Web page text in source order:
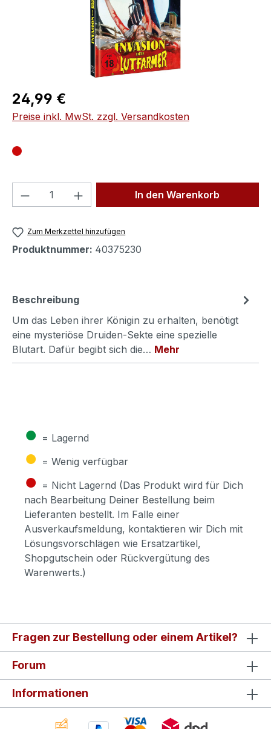
Regulärer Preis:
24,99 €
Preise inkl. MwSt. zzgl. Versandkosten
Produkt Anzahl: Gib denIn den Warenkorb
Zum Merkzettel hinzufügen
Produktnummer: 40375230
Beschreibung
Um das Leben ihrer Königin zu erhalten, benötigt
eine mysteriöse Druiden-Sekte eine spezielle
Blutart. Dafür begibt sich die… Mehr
● = Lagernd
● = Wenig verfügbar
● = Nicht Lagernd (Das Produkt wird für Dich
nach Bearbeitung Deiner Bestellung beim
Lieferanten bestellt. Im Falle einer
Ausverkaufsmeldung, kontaktieren wir Dich mit
Lösungsvorschlägen wie Ersatzartikel,
Shopgutschein oder Rückvergütung des
Warenwerts.)
Fragen zur Bestellung oder einem Artikel?
Forum
Informationen